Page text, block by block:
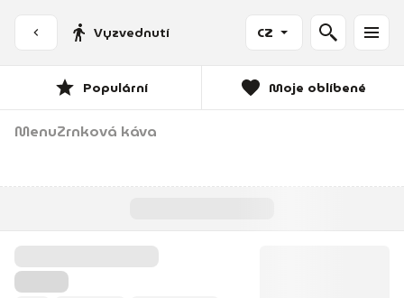
Vyzvednutí CZ
Populární Moje oblíbené
MenuZrnková káva